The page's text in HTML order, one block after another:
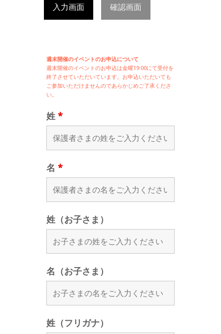
入力画面 確認画面
週末開催のイベントのお申込について
週末開催のイベントのお申込は金曜19:00にて受付を
終了させていただいています。お申込いただいても
ご参加いただけませんのであらかじめご了承くださ
い。
姓 *
名 *
姓（お子さま）
名（お子さま）
姓（フリガナ）